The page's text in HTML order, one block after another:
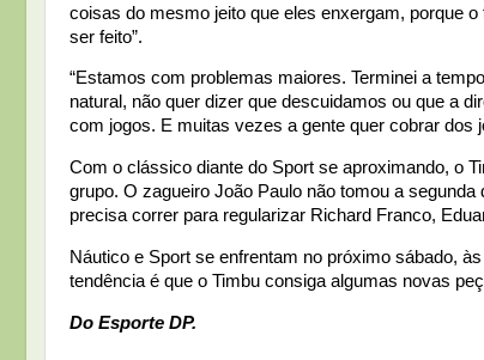
coisas do mesmo jeito que eles enxergam, porque
ser feito”.
“Estamos com problemas maiores. Terminei a
natural, não quer dizer que descuidamos ou que a
com jogos. E muitas vezes a gente quer cobrar dos
Com o clássico diante do Sport se aproximando, o
grupo. O zagueiro João Paulo não tomou a
precisa correr para regularizar Richard Franco,
Náutico e Sport se enfrentam no próximo sábado,
tendência é que o Timbu consiga algumas novas
Do Esporte DP.